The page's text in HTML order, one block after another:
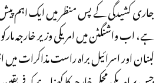
جاری کشیدگی کے پس منظر میں ایک اہم
ہے، اب واشنگٹن میں امریکی وزیر خارجہ
لبنان اور اسرائیل براہ راست مذاکرات